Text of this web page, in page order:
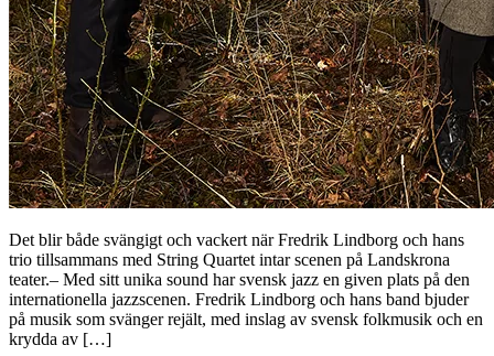
Det blir både svängigt och vackert när Fredrik Lindborg och hans
trio tillsammans med String Quartet intar scenen på Landskrona
teater.– Med sitt unika sound har svensk jazz en given plats på den
internationella jazzscenen. Fredrik Lindborg och hans band bjuder
på musik som svänger rejält, med inslag av svensk folkmusik och en
krydda av […]